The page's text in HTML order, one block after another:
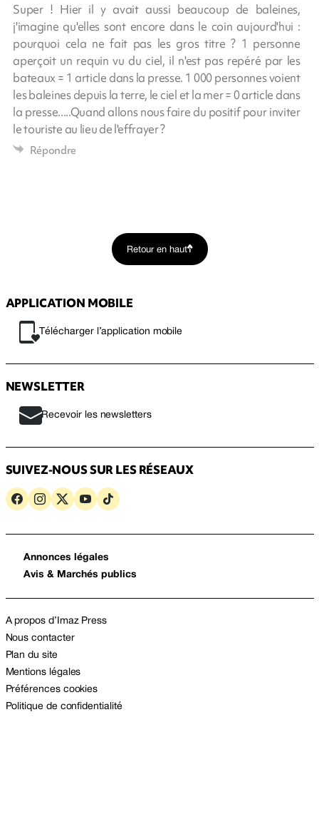
Super ! Hier il y avait aussi beaucoup de baleines,
j'imagine qu'elles sont encore dans le coin aujourd'hui :
pourquoi cela ne fait pas les gros titre ? 1 personne
aperçoit un requin vu du ciel, il n'est pas repéré par les
bateaux = 1 article dans la presse. 1 000 personnes voient
les baleines depuis la terre, le ciel et la mer = 0 article dans
la presse.....Quand allons nous faire du positif pour inviter
le touriste au lieu de l'effrayer ?
Répondre
Retour en haut
APPLICATION MOBILE
Télécharger l’application mobile
NEWSLETTER
Recevoir les newsletters
SUIVEZ-NOUS SUR LES RÉSEAUX
Annonces légales
Avis & Marchés publics
A propos d’Imaz Press
Nous contacter
Plan du site
Mentions légales
Préférences cookies
Politique de confidentialité